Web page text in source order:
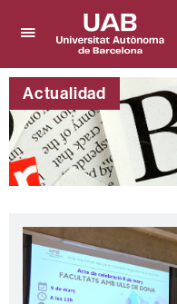
aquí
para
desplegar
el
menú
de
Facultad
de
Políticas
y
de
Sociología
Universitat
Autònoma
de
Barcelona
Actualidad